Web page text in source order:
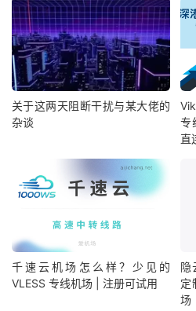
关于这两天阻断干扰与某大佬的
杂谈
专
直
千速云机场怎么样？少见的
VLESS 专线机场 | 注册可试用
隐
定
场